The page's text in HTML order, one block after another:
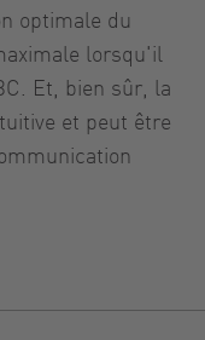
optimale du
lorsqu'il
Et, bien sûr, la
et peut être